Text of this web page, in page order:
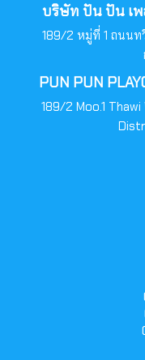
บริษัท ปัน ปัน เ
189/2 หมู่ที่ 1 ถนน
PUN PUN
189/2 Moo.1